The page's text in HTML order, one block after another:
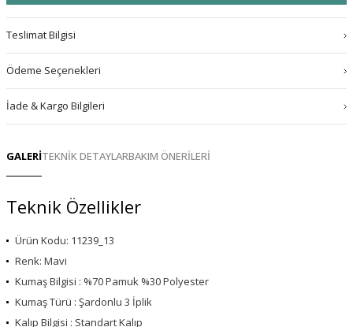
GALERİTEKNİK DETAYLARBAKIM ÖNERİLERİ
Teknik Özellikler
Ürün Kodu: 11239_13
Renk: Mavi
Kumaş Bilgisi : %70 Pamuk %30 Polyester
Kumaş Türü : Şardonlu 3 İplik
Kalıp Bilgisi : Standart Kalıp
Teslimat Bilgisi
Ödeme Seçenekleri
İade & Kargo Bilgileri